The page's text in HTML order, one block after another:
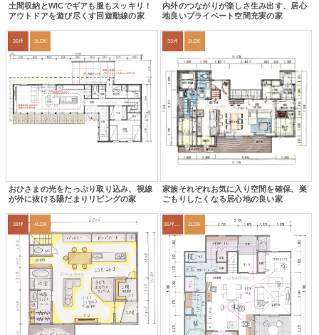
土間収納とWICでギアも服もスッキリ！
アウトドアを遊び尽くす回遊動線の家
内外のつながりが楽しさ生み出す、居心
地良いプライベート空間充実の家
36坪 2LDK
おひさまの光をたっぷり取り込み、視線
が外に抜ける陽だまりリビングの家
33坪 2LDK
家族それぞれお気に入り空間を確保、巣
ごもりしたくなる居心地の良い家
38坪 4LDK 36坪～39坪 2LDK